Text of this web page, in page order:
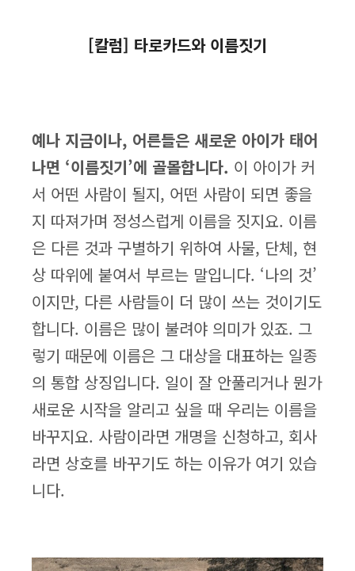
[칼럼] 타로카드와 이름짓기
예나 지금이나, 어른들은 새로운 아이가 태어
나면 ‘이름짓기’에 골몰합니다. 이 아이가 커
서 어떤 사람이 될지, 어떤 사람이 되면 좋을
지 따져가며 정성스럽게 이름을 짓지요. 이름
은 다른 것과 구별하기 위하여 사물, 단체, 현
상 따위에 붙여서 부르는 말입니다. ‘나의 것’
이지만, 다른 사람들이 더 많이 쓰는 것이기도
합니다. 이름은 많이 불려야 의미가 있죠. 그
렇기 때문에 이름은 그 대상을 대표하는 일종
의 통합 상징입니다. 일이 잘 안풀리거나 뭔가
새로운 시작을 알리고 싶을 때 우리는 이름을
바꾸지요. 사람이라면 개명을 신청하고, 회사
라면 상호를 바꾸기도 하는 이유가 여기 있습
니다.